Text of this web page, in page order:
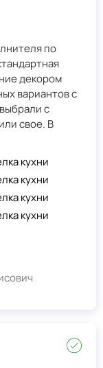
по
декором
с
свое. В